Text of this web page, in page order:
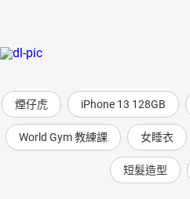
煙仔虎 iPhone 13 128GB
World Gym 教練課 女睡衣
短髮造型